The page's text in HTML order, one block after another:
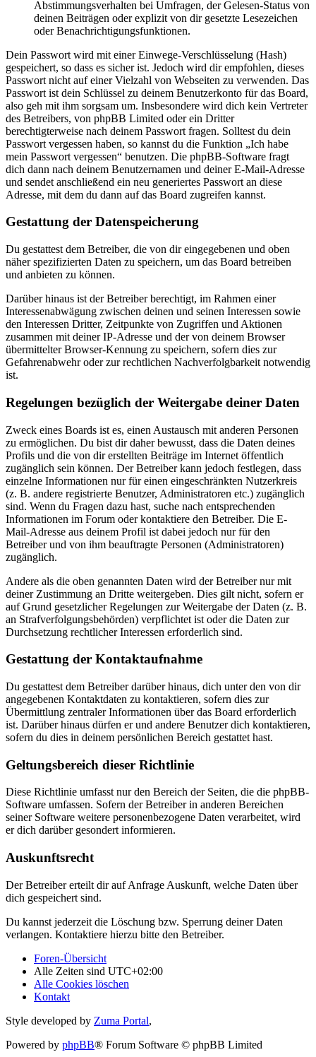
Abstimmungsverhalten bei Umfragen, der Gelesen-Status von
deinen Beiträgen oder explizit von dir gesetzte Lesezeichen
oder Benachrichtigungsfunktionen.
Dein Passwort wird mit einer Einwege-Verschlüsselung (Hash)
gespeichert, so dass es sicher ist. Jedoch wird dir empfohlen, dieses
Passwort nicht auf einer Vielzahl von Webseiten zu verwenden. Das
Passwort ist dein Schlüssel zu deinem Benutzerkonto für das Board,
also geh mit ihm sorgsam um. Insbesondere wird dich kein Vertreter
des Betreibers, von phpBB Limited oder ein Dritter
berechtigterweise nach deinem Passwort fragen. Solltest du dein
Passwort vergessen haben, so kannst du die Funktion „Ich habe
mein Passwort vergessen“ benutzen. Die phpBB-Software fragt
dich dann nach deinem Benutzernamen und deiner E-Mail-Adresse
und sendet anschließend ein neu generiertes Passwort an diese
Adresse, mit dem du dann auf das Board zugreifen kannst.
Gestattung der Datenspeicherung
Du gestattest dem Betreiber, die von dir eingegebenen und oben
näher spezifizierten Daten zu speichern, um das Board betreiben
und anbieten zu können.
Darüber hinaus ist der Betreiber berechtigt, im Rahmen einer
Interessenabwägung zwischen deinen und seinen Interessen sowie
den Interessen Dritter, Zeitpunkte von Zugriffen und Aktionen
zusammen mit deiner IP-Adresse und der von deinem Browser
übermittelter Browser-Kennung zu speichern, sofern dies zur
Gefahrenabwehr oder zur rechtlichen Nachverfolgbarkeit notwendig
ist.
Regelungen bezüglich der Weitergabe deiner Daten
Zweck eines Boards ist es, einen Austausch mit anderen Personen
zu ermöglichen. Du bist dir daher bewusst, dass die Daten deines
Profils und die von dir erstellten Beiträge im Internet öffentlich
zugänglich sein können. Der Betreiber kann jedoch festlegen, dass
einzelne Informationen nur für einen eingeschränkten Nutzerkreis
(z. B. andere registrierte Benutzer, Administratoren etc.) zugänglich
sind. Wenn du Fragen dazu hast, suche nach entsprechenden
Informationen im Forum oder kontaktiere den Betreiber. Die E-
Mail-Adresse aus deinem Profil ist dabei jedoch nur für den
Betreiber und von ihm beauftragte Personen (Administratoren)
zugänglich.
Andere als die oben genannten Daten wird der Betreiber nur mit
deiner Zustimmung an Dritte weitergeben. Dies gilt nicht, sofern er
auf Grund gesetzlicher Regelungen zur Weitergabe der Daten (z. B.
an Strafverfolgungsbehörden) verpflichtet ist oder die Daten zur
Durchsetzung rechtlicher Interessen erforderlich sind.
Gestattung der Kontaktaufnahme
Du gestattest dem Betreiber darüber hinaus, dich unter den von dir
angegebenen Kontaktdaten zu kontaktieren, sofern dies zur
Übermittlung zentraler Informationen über das Board erforderlich
ist. Darüber hinaus dürfen er und andere Benutzer dich kontaktieren,
sofern du dies in deinem persönlichen Bereich gestattet hast.
Geltungsbereich dieser Richtlinie
Diese Richtlinie umfasst nur den Bereich der Seiten, die die phpBB-
Software umfassen. Sofern der Betreiber in anderen Bereichen
seiner Software weitere personenbezogene Daten verarbeitet, wird
er dich darüber gesondert informieren.
Auskunftsrecht
Der Betreiber erteilt dir auf Anfrage Auskunft, welche Daten über
dich gespeichert sind.
Du kannst jederzeit die Löschung bzw. Sperrung deiner Daten
verlangen. Kontaktiere hierzu bitte den Betreiber.
Foren-Übersicht
Alle Zeiten sind UTC+02:00
Alle Cookies löschen
Kontakt
Style developed by Zuma Portal,
Powered by phpBB® Forum Software © phpBB Limited